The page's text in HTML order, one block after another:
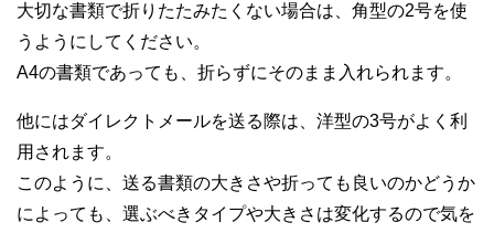
大切な書類で折りたたみたくない場合は、角型の2号を使
うようにしてください。
A4の書類であっても、折らずにそのまま入れられます。
他にはダイレクトメールを送る際は、洋型の3号がよく利
用されます。
このように、送る書類の大きさや折っても良いのかどうか
によっても、選ぶべきタイプや大きさは変化するので気を